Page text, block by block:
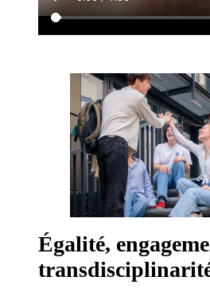
Égalité,